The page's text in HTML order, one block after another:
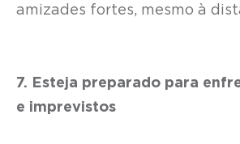
amizades fortes, mesmo à
7. Esteja preparado para
e imprevistos